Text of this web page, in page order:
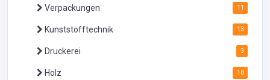
Verpackungen 11
Kunststofftechnik 13
Druckerei 3
Holz 18